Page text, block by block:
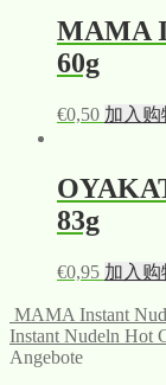
MAMA
60g
€0,50 加入购
83g
€0,95 加入购
MAMA Instant
Instant Nudeln Hot
Angebote